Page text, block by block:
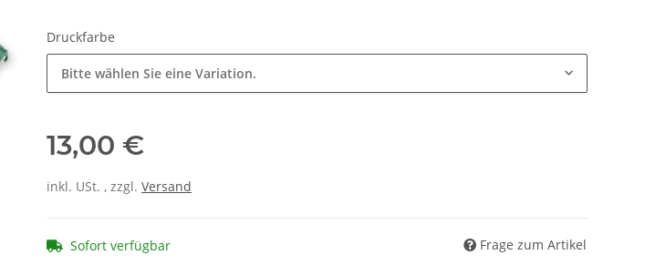
Druckfarbe
Bitte wählen Sie eine Variation.
13,00 €
inkl. USt. , zzgl. Versand
Sofort verfügbar Frage zum Artikel